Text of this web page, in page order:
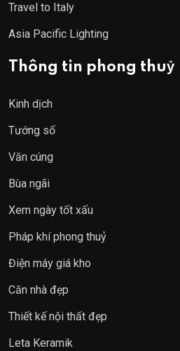
Travel to Italy
Asia Pacific Lighting
Thông tin phong thuỷ
Kinh dịch
Tướng số
Văn cúng
Bùa ngãi
Xem ngày tốt xấu
Pháp khí phong thuỷ
Điện máy giá kho
Căn nhà đẹp
Thiết kế nội thất đẹp
Leta Keramik